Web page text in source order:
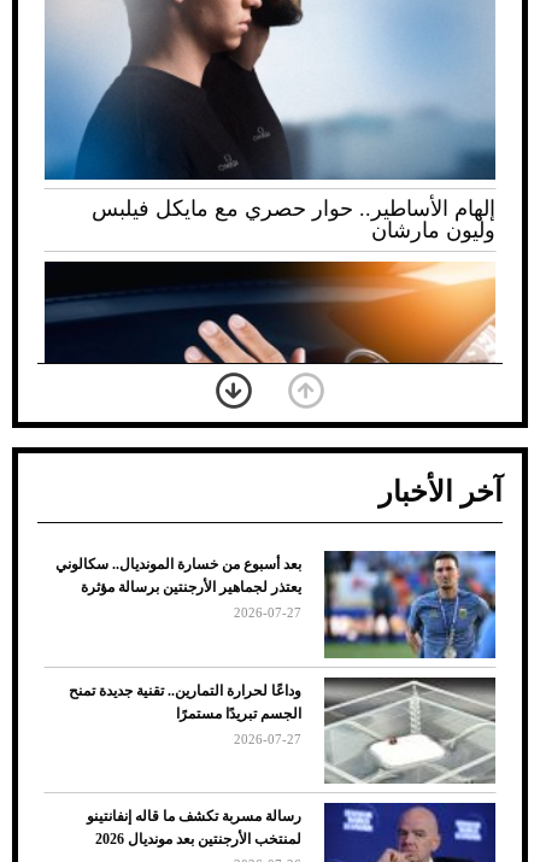
إلهام الأساطير.. حوار حصري مع مايكل فيلبس
وليون مارشان
ضعف تبريد مكيف السيارة عند الوقوف.. أشهر
الأسباب والحلول
آخر الأخبار
بعد أسبوع من خسارة المونديال.. سكالوني
يعتذر لجماهير الأرجنتين برسالة مؤثرة
2026-07-27
وداعًا لحرارة التمارين.. تقنية جديدة تمنح
الجسم تبريدًا مستمرًا
2026-07-27
رسالة مسربة تكشف ما قاله إنفانتينو
لمنتخب الأرجنتين بعد مونديال 2026